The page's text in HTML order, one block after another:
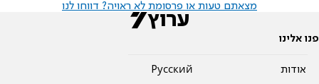
מצאתם טעות או פרסומת לא ראויה? דווחו לנו
פנו אלינו
אודות
Pусский